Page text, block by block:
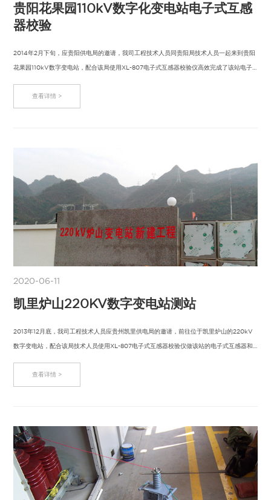
贵阳花果园110kV数字化变电站电子式互感
器校验
2014年2月下旬，应贵阳供电局的邀请，我司工程技术人员同贵阳局技术人员一起来到贵阳
花果园110kV数字变电站，配合该局使用XL-807电子式互感器校验仪高效完成了该站电子
查看详情 >
2020-06-11
凯里炉山220KV数字变电站测站
2013年12月底，我司工程技术人员应贵州凯里供电局的邀请，前往位于凯里炉山的220kV
数字变电站，配合该局技术人员使用XL-807电子式互感器校验仪做该站的电子式互感器和
查看详情 >